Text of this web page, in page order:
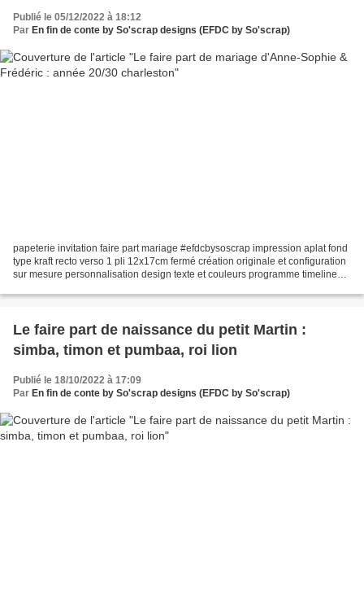
Publié le 05/12/2022 à 18:12
Par En fin de conte by So'scrap designs (EFDC by So'scrap)
papeterie invitation faire part mariage #efdcbysoscrap impression aplat fond
type kraft recto verso 1 pli 12x17cm fermé création originale et configuration
sur mesure personnalisation design texte et couleurs programme timeline
Le faire part de naissance du petit Martin :
simba, timon et pumbaa, roi lion
Publié le 18/10/2022 à 17:09
Par En fin de conte by So'scrap designs (EFDC by So'scrap)